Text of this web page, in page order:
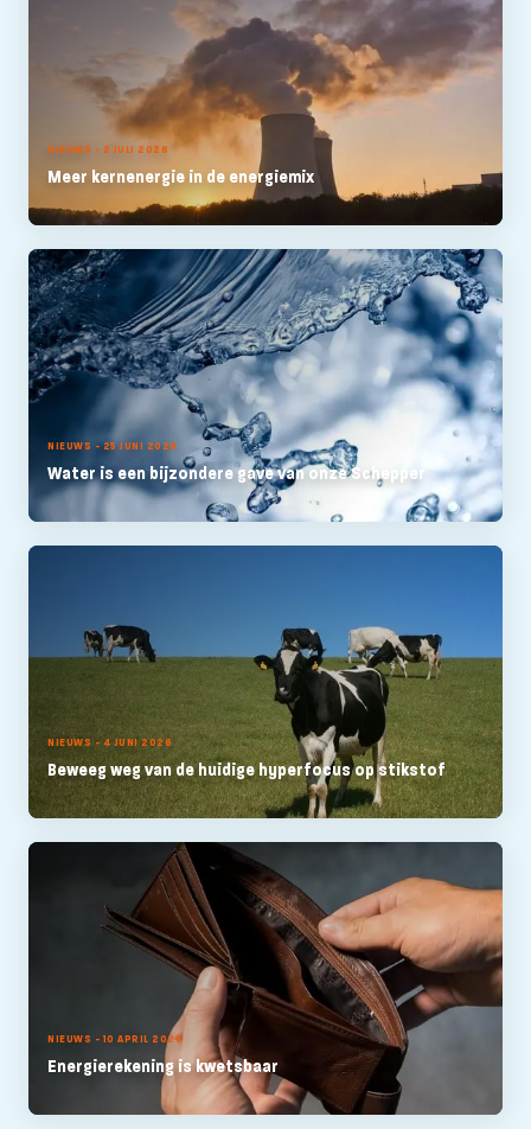
NIEUWS - 2 JULI 2026
Meer kernenergie in de energiemix
NIEUWS - 25 JUNI 2026
Water is een bijzondere gave van onze Schepper
NIEUWS - 4 JUNI 2026
Beweeg weg van de huidige hyperfocus op stikstof
NIEUWS - 10 APRIL 2026
Energierekening is kwetsbaar